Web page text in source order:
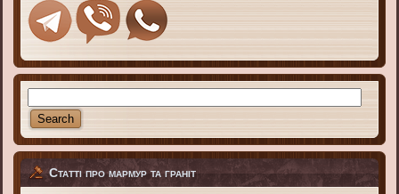
Статті про мармур та граніт